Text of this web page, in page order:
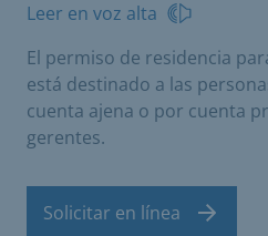
Leer en voz alta
El permiso de residencia
está destinado a las
cuenta ajena o por cuenta
gerentes.
Solicitar en línea